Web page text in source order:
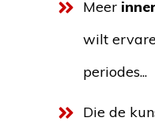
Meer i
wilt
periodes...
Die de